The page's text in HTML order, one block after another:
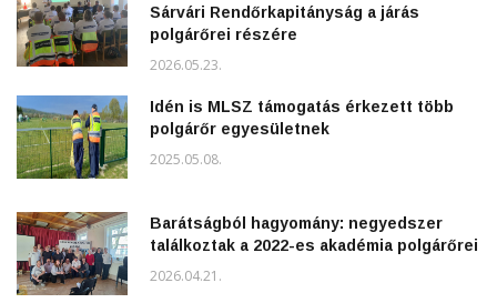
Sárvári Rendőrkapitányság a járás
polgárőrei részére
2026.05.23.
Idén is MLSZ támogatás érkezett több
polgárőr egyesületnek
2025.05.08.
Barátságból hagyomány: negyedszer
találkoztak a 2022-es akadémia polgárőrei
2026.04.21.